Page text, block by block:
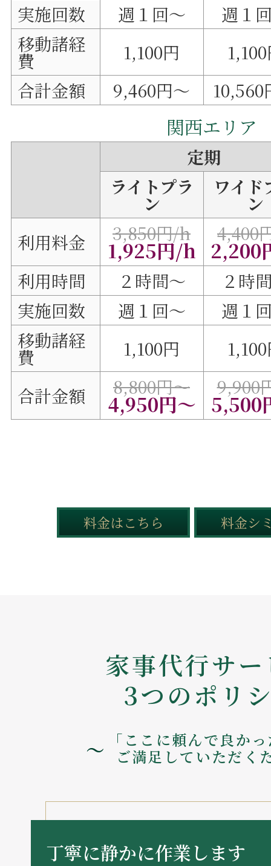
実施回数
週１回～
週１
移動諸経
費 1,100円
合計金額
9,460円～ 10,560
関西エリア
定期
ライトプラ
ン
ワイド
ン
利用料金
3,850円/h
1,925円/h
4,400
2,200
利用時間 ２時間～
２時
実施回数
週１回～
週１
移動諸経
費 1,100円
合計金額
8,800円～
4,950円～
9,900
5,500
料金はこちら 料金シ
家事代行サ
3つのポリ
「ここに頼んで良か
ご満足していただく
丁寧に静かに作業します